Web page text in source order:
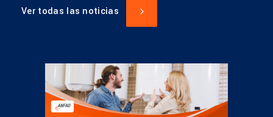
Ver todas las noticias